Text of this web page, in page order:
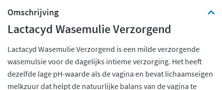
Omschrijving
Lactacyd Wasemulie Verzorgend
Lactacyd Wasemulie Verzorgend is een milde verzorgende
wasemulsie voor de dagelijks intieme verzorging. Het heeft
dezelfde lage pH-waarde als de vagina en bevat lichaamseigen
melkzuur dat helpt de natuurlijke balans van de vagina te